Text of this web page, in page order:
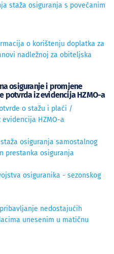
staža osiguranja s povećanim
o korištenju doplatka za
nadležnoj za obiteljska
osiguranje i promjene
potvrda iz evidencija HZMO-a
o stažu i plaći /
HZMO-a
osiguranja samostalnog
prestanka osiguranja
osiguranika - sezonskog
nedostajućih
unesenim u matičnu